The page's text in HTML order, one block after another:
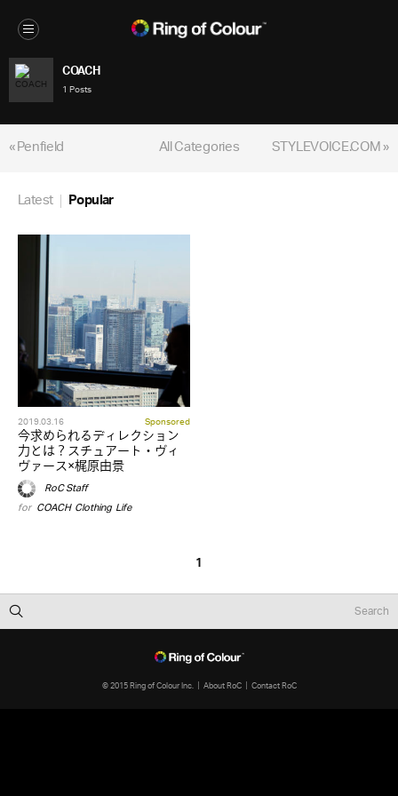
COACH
1 Posts
« Penfield STYLEVOICE.COM »
All Categories
Latest Popular
2019.03.16 Sponsored
今求められるディレクション
力とは？スチュアート・ヴィ
ヴァース×梶原由景
RoC Staff
for COACH,Clothing,Life
1
© 2015 Ring of Colour Inc. About RoC Contact RoC